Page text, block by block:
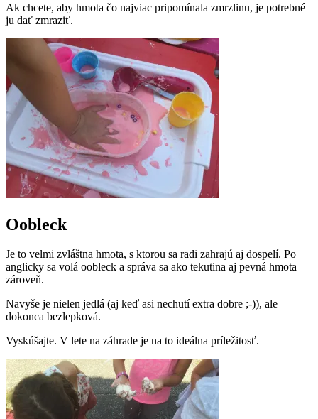
Ak chcete, aby hmota čo najviac pripomínala zmrzlinu, je potrebné
ju dať zmraziť.
Oobleck
Je to velmi zvláštna hmota, s ktorou sa radi zahrajú aj dospelí. Po
anglicky sa volá oobleck a správa sa ako tekutina aj pevná hmota
zároveň.
Navyše je nielen jedlá (aj keď asi nechutí extra dobre ;-)), ale
dokonca bezlepková.
Vyskúšajte. V lete na záhrade je na to ideálna príležitosť.